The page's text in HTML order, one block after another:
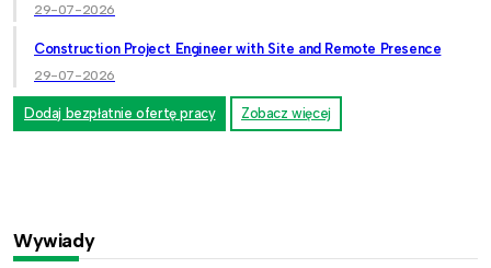
29-07-2026
Construction Project Engineer with Site and Remote Presence
29-07-2026
Dodaj bezpłatnie ofertę pracy Zobacz więcej
Wywiady